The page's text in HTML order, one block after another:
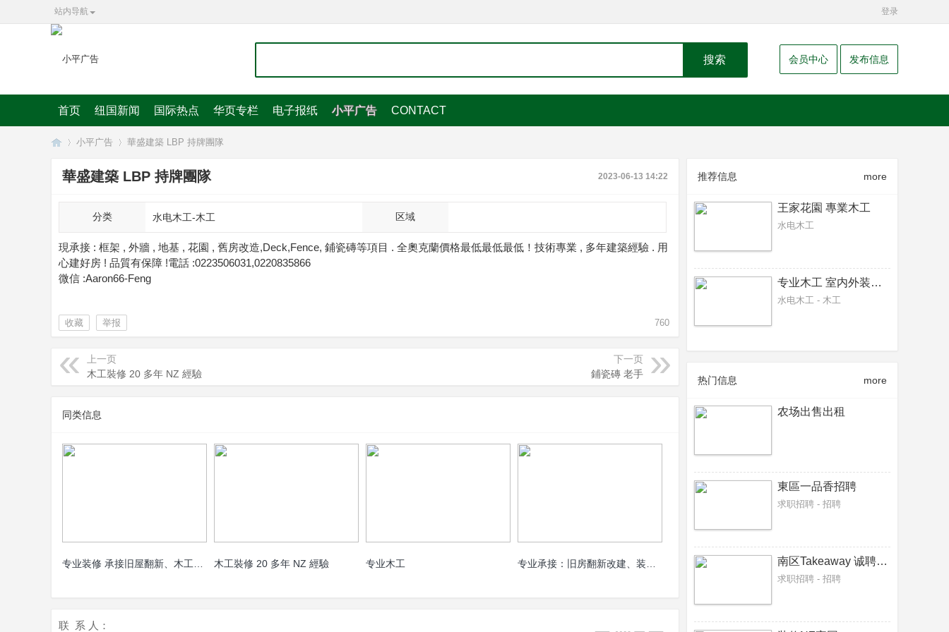
站内导航 登录
搜索 会员中心 发布信息
首页 纽国新闻 国际热点 华页专栏 电子报纸 小平广告 CONTACT
小平广告 華盛建築 LBP 持牌團隊
華盛建築 LBP 持牌團隊 2023-06-13 14:22
分类 水电木工-木工 区域
現承接 : 框架 , 外牆 , 地基 , 花園 , 舊房改造,Deck,Fence, 鋪瓷磚等項目 . 全奧克蘭價格最低最低最低！技術專業 , 多年建築經驗 . 用
心建好房 ! 品質有保障 !電話 :0223506031,0220835866
微信 :Aaron66-Feng
收藏 举报 760
上一页
木工裝修 20 多年 NZ 經驗
下一页
鋪瓷磚 老手
同类信息
木工裝修 20 多年 NZ 經驗 专业木工
联 系 人：
推荐信息 more
王家花園 專業木工
水电木工
专业木工 室内外装修，围栏，阳台，雨篷，隔间，
水电木工 - 木工
热门信息 more
农场出售出租
東區一品香招聘
求职招聘 - 招聘
南区Takeaway 诚聘接单炸炉，炒餐师傅各一名
求职招聘 - 招聘